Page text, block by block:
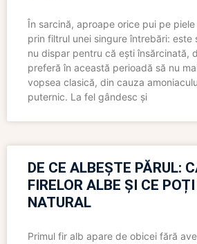
În sarcină, aproape orice pui pe
prin filtrul unei singure întrebări: este
nu dispar pentru că ești însărcinată,
preferă în această perioadă să nu
vopsea clasică, din cauza
puternic. La fel gândesc și
DE CE ALBEȘTE PĂRUL:
FIRELOR ALBE ȘI CE POȚI
NATURAL
Primul fir alb apare de obicei fără